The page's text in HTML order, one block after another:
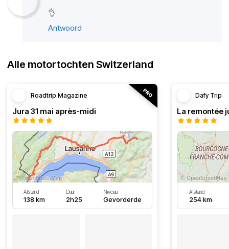
👌
Antwoord
Alle motortochten Switzerland
Roadtrip Magazine
Jura 31 mai après-midi
Afstand
138 km
Duur
2h25
Niveau
Gevorderde
Dafy Trip
La remontée
Afstand
254 km